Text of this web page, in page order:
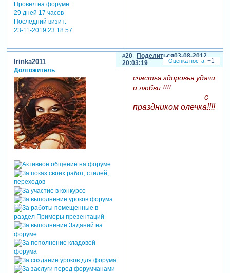
Провел на форуме:
29 дней 17 часов
Последний визит:
23-11-2019 23:18:57
Поделиться
20
03-08-2012
20:03:19
Irinka2011
Долгожитель
счастья,здоровья,удачи
и любви !!!!
с
праздником олечка!!!!
+1